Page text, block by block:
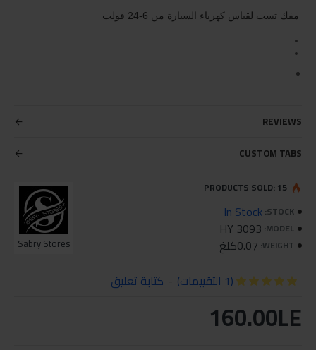
مفك تست لقياس كهرباء السيارة من 6-24 فولت
REVIEWS
CUSTOM TABS
STOCK:
In Stock
MODEL:
HY 3093
WEIGHT: 0.07كلغ Sabry Stores
PRODUCTS SOLD: 15
(1 التقييمات) - كتابة تعليق
160.00LE